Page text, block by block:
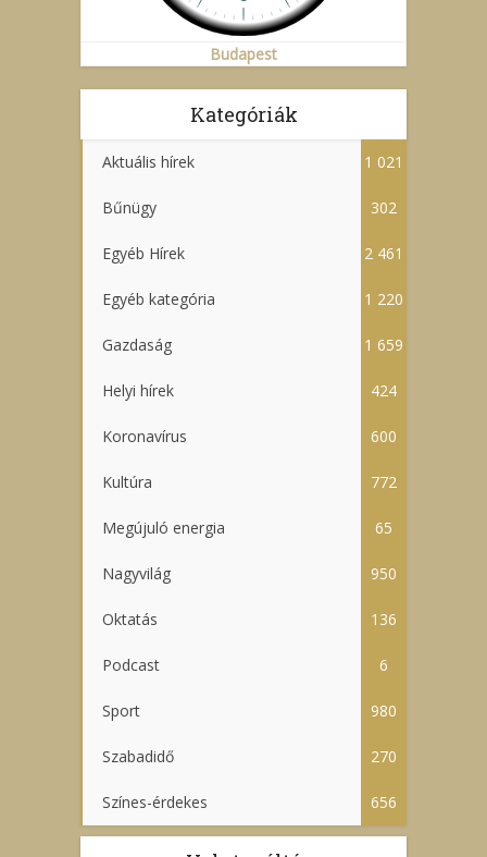
Budapest
Kategóriák
Aktuális hírek 1 021
Bűnügy 302
Egyéb Hírek 2 461
Egyéb kategória 1 220
Gazdaság 1 659
Helyi hírek 424
Koronavírus 600
Kultúra 772
Megújuló energia 65
Nagyvilág 950
Oktatás 136
Podcast 6
Sport 980
Szabadidő 270
Színes-érdekes 656